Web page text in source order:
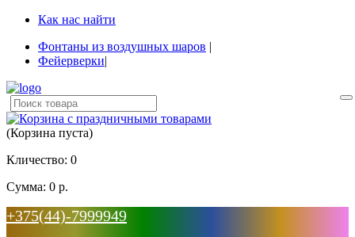
Как нас найти
Фонтаны из воздушных шаров |
Фейерверки|
(Корзина пуста)
Кличество: 0
Сумма: 0 р.
+375(44)-7999949